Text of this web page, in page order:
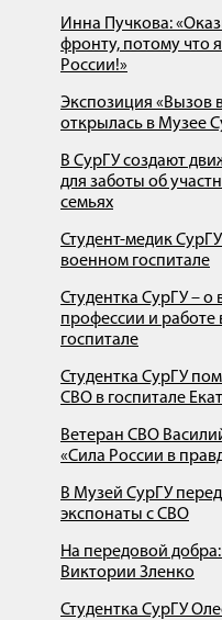
Инна Пучкова:
фронту, потому что
России!»
Экспозиция «Вызов
открылась в Музее
В СурГУ создают
для заботы об
семьях
Студент-медик
военном госпитале
Студентка СурГУ – о
профессии и работе
госпитале
Студентка СурГУ
СВО в госпитале
Ветеран СВО
«Сила России в
В Музей СурГУ
экспонаты с СВО
На передовой
Виктории Зленко
Студентка СурГУ